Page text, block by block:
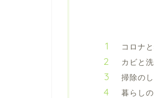
コロナ
カビと
掃除の
暮らし